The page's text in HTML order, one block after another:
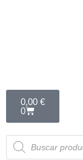
0,00 €
0
Búsqueda
de
productos